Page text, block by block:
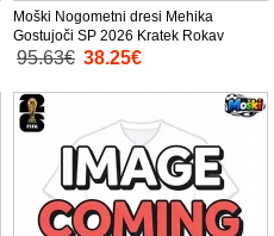
Moški Nogometni dresi Mehika
Gostujoči SP 2026 Kratek Rokav
95.63€ 38.25€